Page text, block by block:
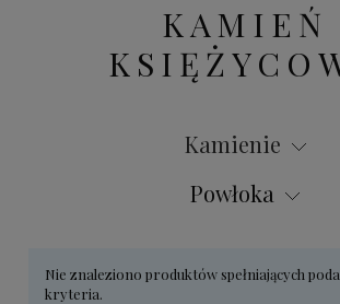
KAMIEŃ
Kamienie
Powłoka
Nie znaleziono produktów spełniających
kryteria.